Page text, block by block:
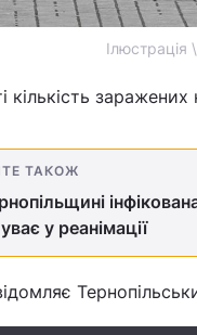
Ілюстрація
кількість
ТАКОЖ
у реанімації